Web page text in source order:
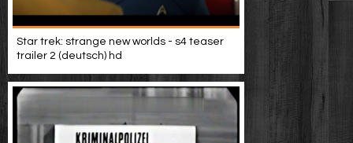
Star trek: strange new worlds - s4 teaser
trailer 2 (deutsch) hd